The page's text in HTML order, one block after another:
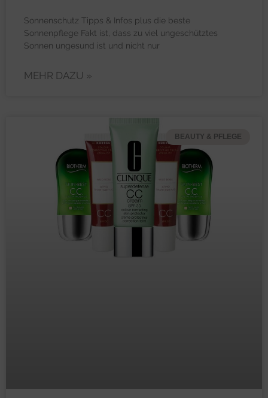
Sonnenschutz Tipps & Infos plus die beste
Sonnenpflege Fakt ist, dass zu viel ungeschütztes
Sonnen ungesund ist und nicht nur
MEHR DAZU »
BEAUTY & PFLEGE